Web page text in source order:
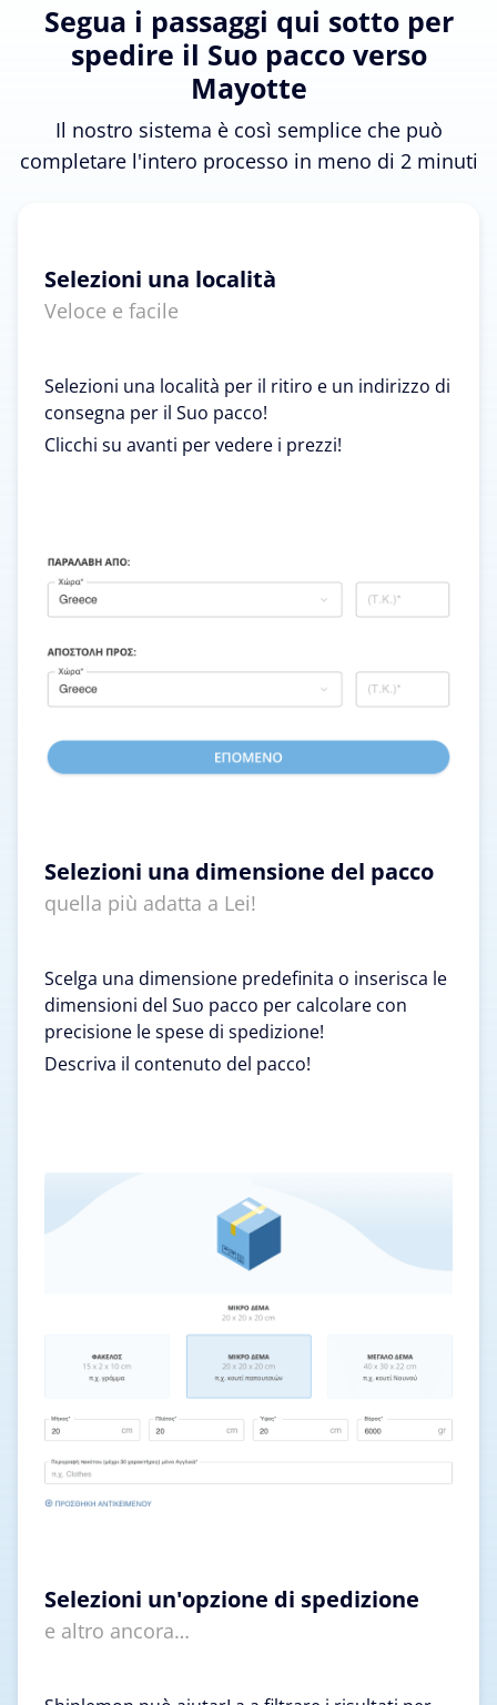
Segua i passaggi qui sotto per
spedire il Suo pacco verso
Mayotte
Il nostro sistema è così semplice che può
completare l'intero processo in meno di 2 minuti
Selezioni una località
Veloce e facile
Selezioni una località per il ritiro e un indirizzo di
consegna per il Suo pacco!
Clicchi su avanti per vedere i prezzi!
Selezioni una dimensione del pacco
quella più adatta a Lei!
Scelga una dimensione predefinita o inserisca le
dimensioni del Suo pacco per calcolare con
precisione le spese di spedizione!
Descriva il contenuto del pacco!
Selezioni un'opzione di spedizione
e altro ancora…